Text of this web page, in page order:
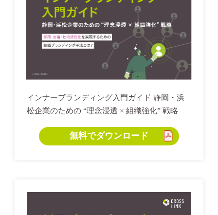
インナーブランディング入門ガイド 静岡・浜
松企業のための “理念浸透 × 組織強化” 戦略
無料でダウンロード